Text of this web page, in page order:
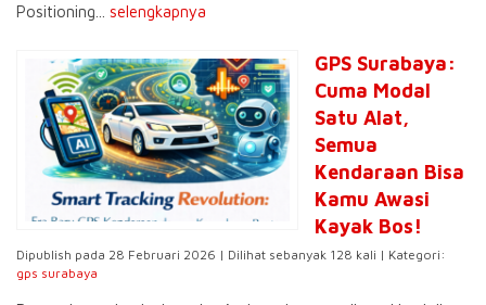
Positioning... selengkapnya
GPS Surabaya:
Cuma Modal
Satu Alat,
Semua
Kendaraan Bisa
Kamu Awasi
Kayak Bos!
Dipublish pada 28 Februari 2026 | Dilihat sebanyak 128 kali | Kategori:
gps surabaya